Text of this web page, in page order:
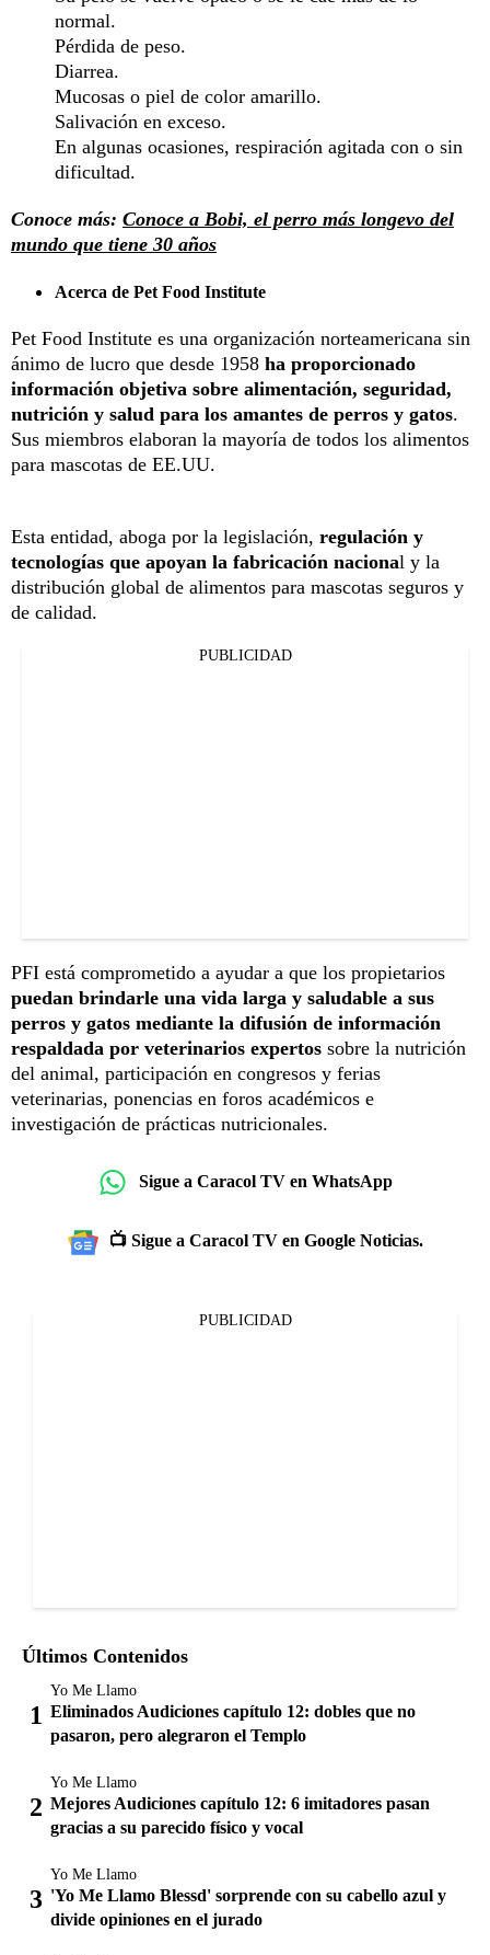
normal.
Pérdida de peso.
Diarrea.
Mucosas o piel de color amarillo.
Salivación en exceso.
En algunas ocasiones, respiración agitada con o sin
dificultad.
Conoce más: Conoce a Bobi, el perro más longevo del
mundo que tiene 30 años
Acerca de Pet Food Institute
Pet Food Institute es una organización norteamericana sin
ánimo de lucro que desde 1958 ha proporcionado
información objetiva sobre alimentación, seguridad,
nutrición y salud para los amantes de perros y gatos.
Sus miembros elaboran la mayoría de todos los alimentos
para mascotas de EE.UU.
Esta entidad, aboga por la legislación, regulación y
tecnologías que apoyan la fabricación nacional y la
distribución global de alimentos para mascotas seguros y
de calidad.
PUBLICIDAD
PFI está comprometido a ayudar a que los propietarios
puedan brindarle una vida larga y saludable a sus
perros y gatos mediante la difusión de información
respaldada por veterinarios expertos sobre la nutrición
del animal, participación en congresos y ferias
veterinarias, ponencias en foros académicos e
investigación de prácticas nutricionales.
Sigue a Caracol TV en WhatsApp
📺 Sigue a Caracol TV en Google Noticias.
PUBLICIDAD
Últimos Contenidos
Yo Me Llamo
Eliminados Audiciones capítulo 12: dobles que no
pasaron, pero alegraron el Templo
Yo Me Llamo
Mejores Audiciones capítulo 12: 6 imitadores pasan
gracias a su parecido físico y vocal
Yo Me Llamo
'Yo Me Llamo Blessd' sorprende con su cabello azul y
divide opiniones en el jurado